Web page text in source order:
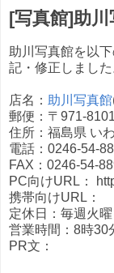
[写真館]助川
助川写真館を以
記・修正しました
店名： 助川写真館
郵便：〒971-8101
住所：福島県 い
電話：0246-54-
FAX：0246-54-
PC向けURL：
携帯向けURL：
定休日：毎週火曜
営業時間：8時30
PR文：